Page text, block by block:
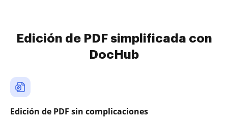
Edición de PDF simplificada con
DocHub
Edición de PDF sin complicaciones